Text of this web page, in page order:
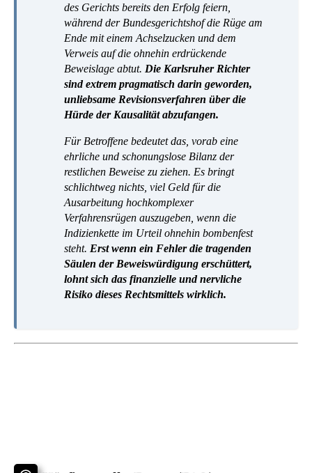
des Gerichts bereits den Erfolg feiern,
während der Bundesgerichtshof die Rüge am
Ende mit einem Achselzucken und dem
Verweis auf die ohnehin erdrückende
Beweislage abtut. Die Karlsruher Richter
sind extrem pragmatisch darin geworden,
unliebsame Revisionsverfahren über die
Hürde der Kausalität abzufangen.
Für Betroffene bedeutet das, vorab eine
ehrliche und schonungslose Bilanz der
restlichen Beweise zu ziehen. Es bringt
schlichtweg nichts, viel Geld für die
Ausarbeitung hochkomplexer
Verfahrensrügen auszugeben, wenn die
Indizienkette im Urteil ohnehin bombenfest
steht. Erst wenn ein Fehler die tragenden
Säulen der Beweiswürdigung erschüttert,
lohnt sich das finanzielle und nervliche
Risiko dieses Rechtsmittels wirklich.